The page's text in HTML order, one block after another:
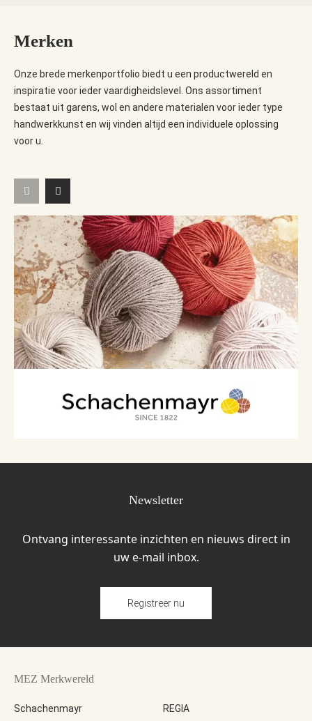
Merken
Onze brede merkenportfolio biedt u een productwereld en
inspiratie voor ieder vaardigheidslevel. Ons assortiment
bestaat uit garens, wol en andere materialen voor ieder type
handwerkkunst en wij vinden altijd een individuele oplossing
voor u.
Newsletter
Ontvang interessante inzichten en nieuws direct in
uw e-mail inbox.
Registreer nu
MEZ Merkwereld
Schachenmayr REGIA